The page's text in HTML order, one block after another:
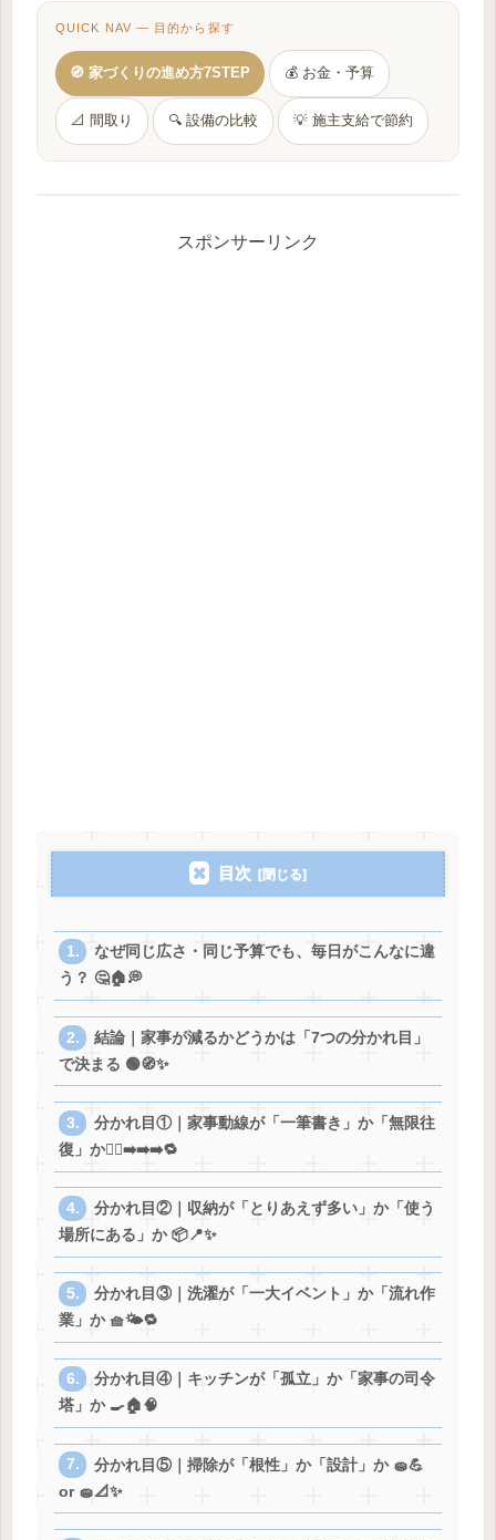
QUICK NAV — 目的から探す
🧭 家づくりの進め方7STEP 💰 お金・予算
📐 間取り 🔍 設備の比較 💡 施主支給で節約
スポンサーリンク
目次
なぜ同じ広さ・同じ予算でも、毎日がこんなに違
う？ 🤔🏠💭
結論｜家事が減るかどうかは「7つの分かれ目」
で決まる 🟢🧭✨
分かれ目①｜家事動線が「一筆書き」か「無限往
復」か🚶‍♀️➡️➡️➡️🔁
分かれ目②｜収納が「とりあえず多い」か「使う
場所にある」か 📦📍✨
分かれ目③｜洗濯が「一大イベント」か「流れ作
業」か 🧺🌤️🔁
分かれ目④｜キッチンが「孤立」か「家事の司令
塔」か 🍳🏠🧠
分かれ目⑤｜掃除が「根性」か「設計」か 🧽💪
or 🧽📐✨